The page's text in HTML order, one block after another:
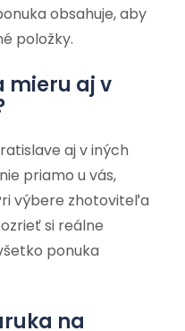
obsahuje, aby
položky.
mieru aj v
aj v iných
priamo u vás,
výbere zhotoviteľa
si reálne
ponuka
na